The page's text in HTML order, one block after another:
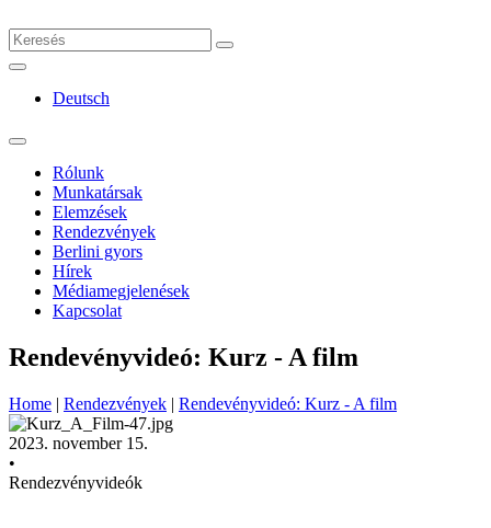
Deutsch
Rólunk
Munkatársak
Elemzések
Rendezvények
Berlini gyors
Hírek
Médiamegjelenések
Kapcsolat
Rendevényvideó: Kurz - A film
Home | Rendezvények | Rendevényvideó: Kurz - A film
2023. november 15.
•
Rendezvényvideók